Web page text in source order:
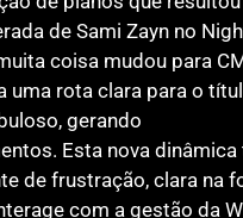
de Sami Zayn no
coisa mudou para
uma rota clara para o
gerando
Esta nova dinâmica
de frustração, clara na
com a gestão da